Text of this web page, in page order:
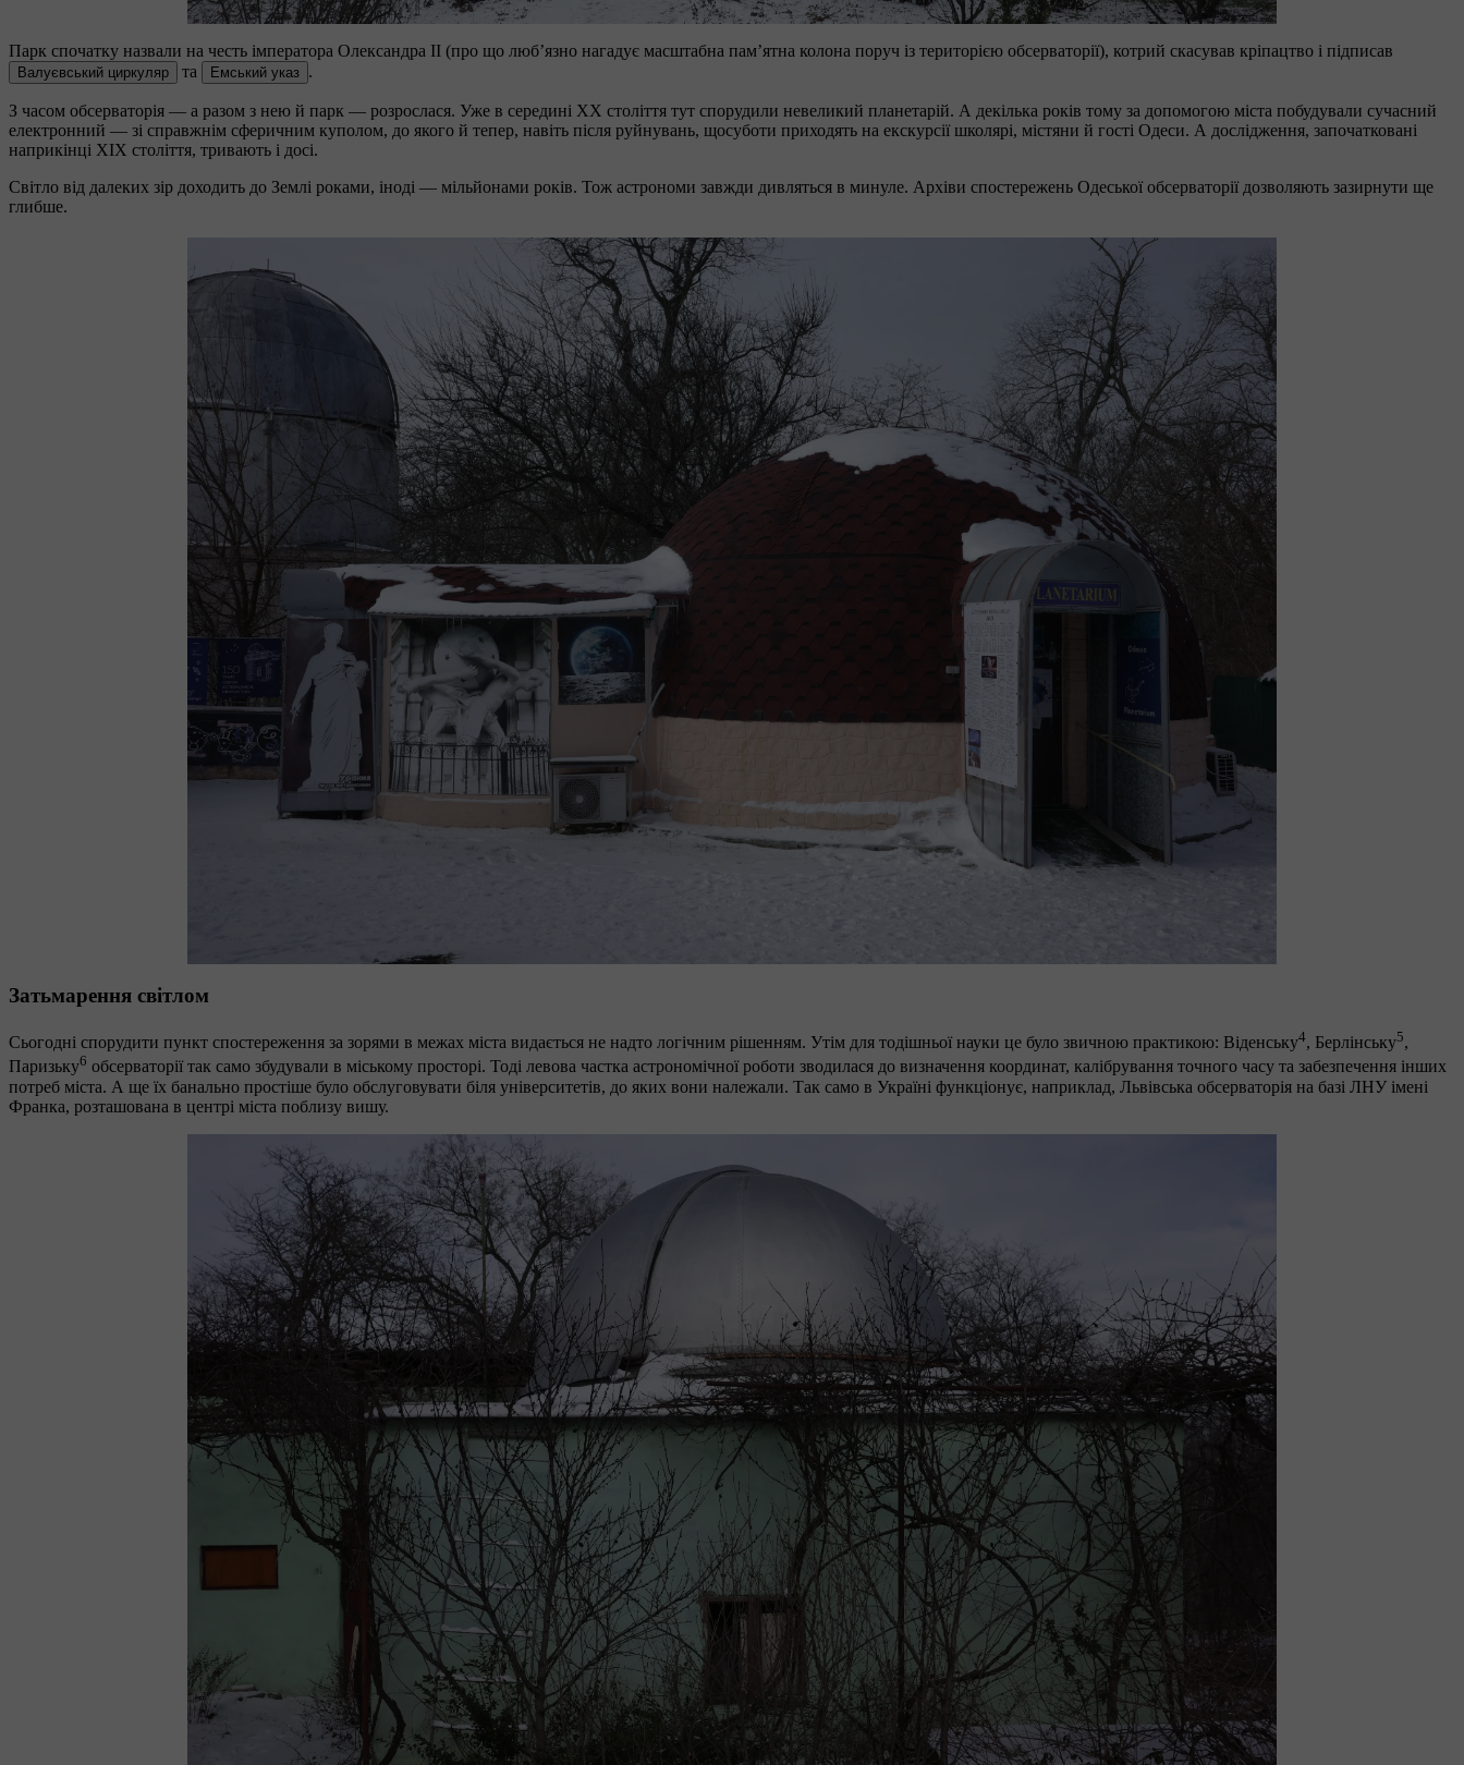
Парк спочатку назвали на честь імператора Олександра ІІ (про що любʼязно нагадує масштабна памʼятна колона поруч із територією обсерваторії), котрий скасував кріпацтво і підписав
Валуєвський циркуляр та Емський указ .
З часом обсерваторія — а разом з нею й парк — розрослася. Уже в середині ХХ століття тут спорудили невеликий планетарій. А декілька років тому за допомогою міста побудували сучасний
електронний — зі справжнім сферичним куполом, до якого й тепер, навіть після руйнувань, щосуботи приходять на екскурсії школярі, містяни й гості Одеси. А дослідження, започатковані
наприкінці ХІХ століття, тривають і досі.
Світло від далеких зір доходить до Землі роками, іноді — мільйонами років. Тож астрономи завжди дивляться в минуле. Архіви спостережень Одеської обсерваторії дозволяють зазирнути ще
глибше.
Затьмарення світлом
Сьогодні спорудити пункт спостереження за зорями в межах міста видається не надто логічним рішенням. Утім для тодішньої науки це було звичною практикою: Віденську4, Берлінську5,
Паризьку6 обсерваторії так само збудували в міському просторі. Тоді левова частка астрономічної роботи зводилася до визначення координат, калібрування точного часу та забезпечення інших
потреб міста. А ще їх банально простіше було обслуговувати біля університетів, до яких вони належали. Так само в Україні функціонує, наприклад, Львівська обсерваторія на базі ЛНУ імені
Франка, розташована в центрі міста поблизу вишу.